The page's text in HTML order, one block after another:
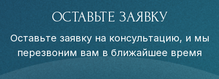
ОСТАВЬТЕ ЗАЯВКУ
Оставьте заявку на консультацию, и мы
перезвоним вам в ближайшее время